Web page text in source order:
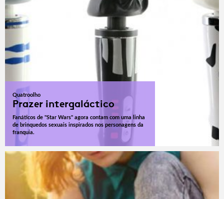
Quatroolho
Prazer intergaláctico
Fanáticos de "Star Wars" agora contam com uma linha
de brinquedos sexuais inspirados nos personagens da
franquia.